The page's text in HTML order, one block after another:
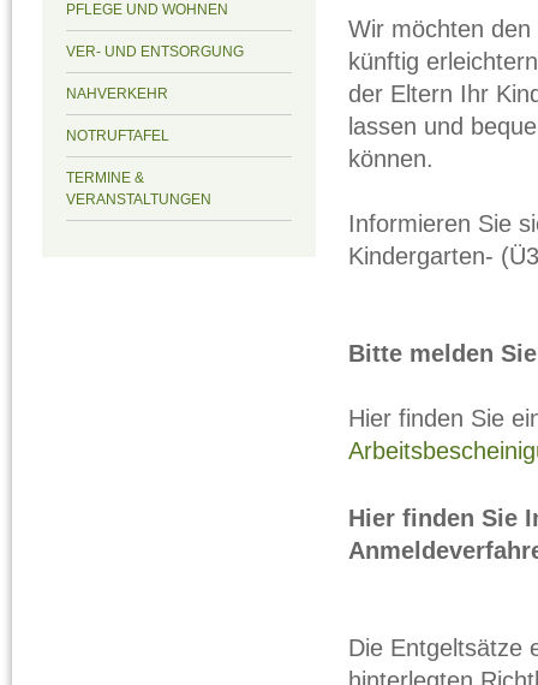
PFLEGE UND WOHNEN
VER- UND ENTSORGUNG
NAHVERKEHR
NOTRUFTAFEL
TERMINE &
VERANSTALTUNGEN
Wir möchten
künftig
der Eltern Ihr
lassen und
können.
Informieren Sie
Kindergarten-
Bitte melden
Hier finden Sie
Hier finden Sie
Die Entgeltsätze
hinterlegten